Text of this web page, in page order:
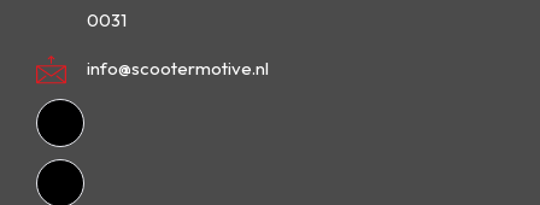
0031
info@scootermotive.nl